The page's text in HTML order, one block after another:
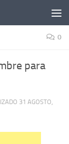
0
para
31 AGOSTO,